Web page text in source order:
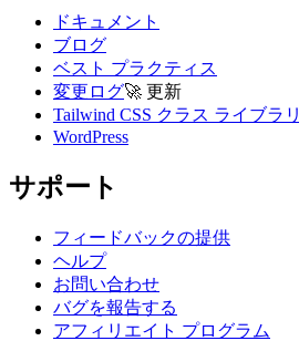
ドキュメント
ブログ
ベスト プラクティス
変更ログ🚀 更新
Tailwind CSS クラス ライブラリ
WordPress
サポート
フィードバックの提供
ヘルプ
お問い合わせ
バグを報告する
アフィリエイト プログラム